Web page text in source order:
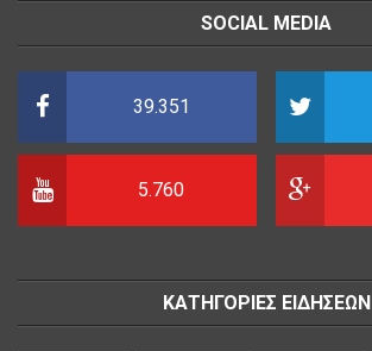
SOCIAL MEDIA
39.351
5.760
ΚΑΤΗΓΟΡΙΕΣ ΕΙΔΗΣΕΩΝ